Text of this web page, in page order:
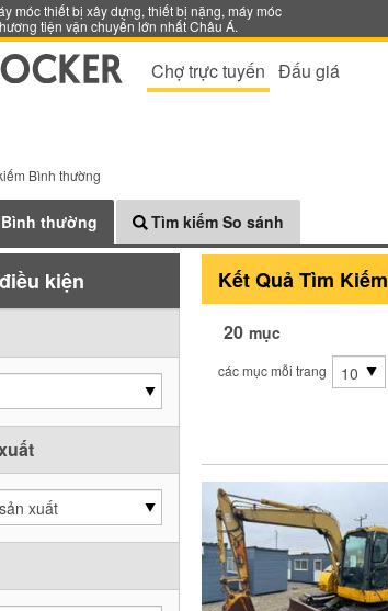
móc thiết bị xây dựng, thiết bị nặng, máy móc
tiện vận chuyển lớn nhất Châu Á.
Chợ trực tuyến Đấu giá
Bình thường
thường Tìm kiếm So sánh
kiện
xuất
Kết Quả Tìm Kiếm
20 mục
các mục mỗi trang